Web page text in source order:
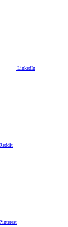
LinkedIn
Reddit
Pinterest